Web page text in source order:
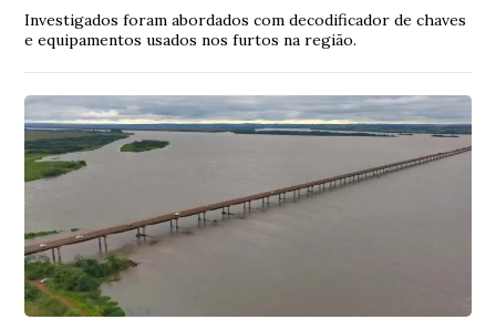
Investigados foram abordados com decodificador de chaves
e equipamentos usados nos furtos na região.